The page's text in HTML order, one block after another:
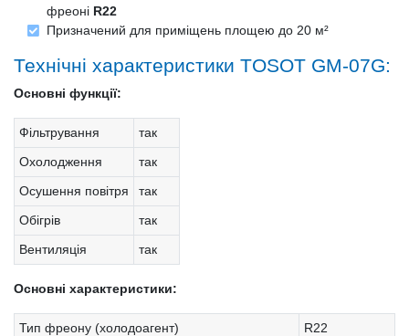
фреоні R22
Призначений для приміщень площею до 20 м²
Технічні характеристики TOSOT GM-07G:
Основні функції:
Фільтрування
так
Охолодження
так
Осушення повітря
так
Обігрів
так
Вентиляція
так
Основні характеристики:
Тип фреону (холодоагент)
R22